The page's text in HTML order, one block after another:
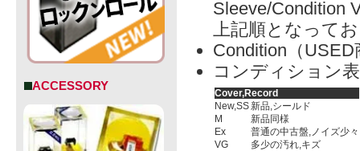
ACCESSORY
Sleeve/Condition
上記順となって
Condition（
コンディション
Cover,Record
New,SS新品,シールド
M
新品同様
Ex
普通の中古盤,ノイズ少々
VG
多少の汚れ,キズ